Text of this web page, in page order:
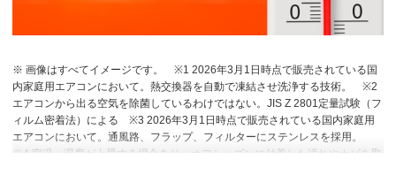
※ 画像はすべてイメージです。
※1 2026年3月1日時点で販売されている国
内家庭用エアコンにおいて。熱交換器を自動で凍結させ洗浄する技術。
※2
エアコンから出る空気を除菌しているわけではない。JIS Z 2801定量試験（フ
ィルム密着法）による
※3 2026年3月1日時点で販売されている国内家庭用
エアコンにおいて。通風路、フラップ、フィルターにステンレスを採用。
※4 室温・湿度が上昇する場合あり。オフシーズンに付着した汚れやカビを取